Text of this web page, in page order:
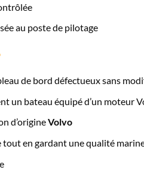
au poste de pilotage
de bord défectueux sans
un bateau équipé d’un moteur
d’origineVolvo
tout en gardant une qualité